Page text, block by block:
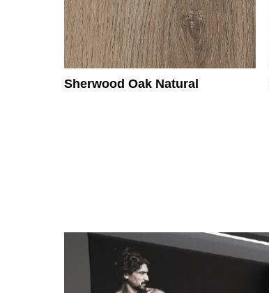
Sherwood Oak Natural